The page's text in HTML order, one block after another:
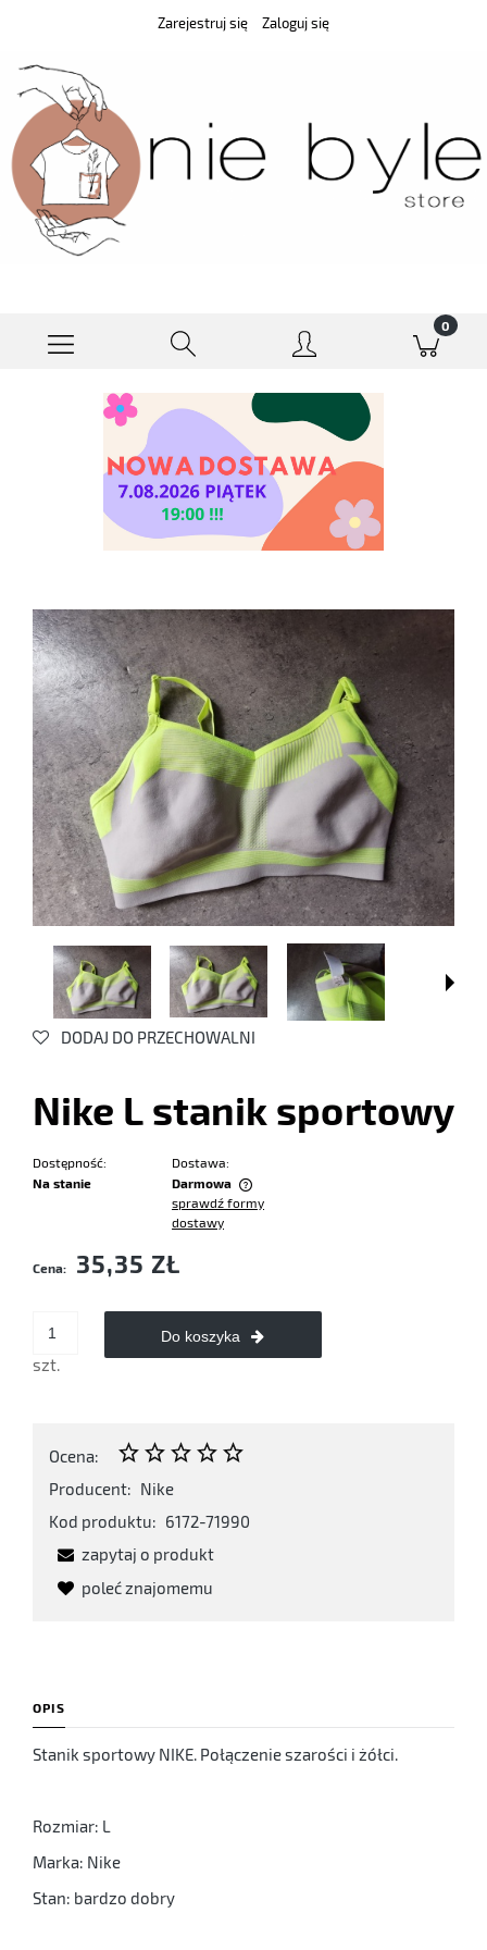
Zarejestruj się Zaloguj się
DODAJ DO PRZECHOWALNI
Nike L stanik sportowy
Dostępność:
Na stanie
Dostawa:
Darmowa
Cena nie zawiera ewentualnych kosztów płatności
sprawdź formy
dostawy
Cena: 35,35 ZŁ
szt.
Do koszyka
Ocena:
Producent: Nike
Kod produktu: 6172-71990
zapytaj o produkt
poleć znajomemu
OPIS
Stanik sportowy NIKE. Połączenie szarości i żółci.
Rozmiar: L
Marka: Nike
Stan: bardzo dobry